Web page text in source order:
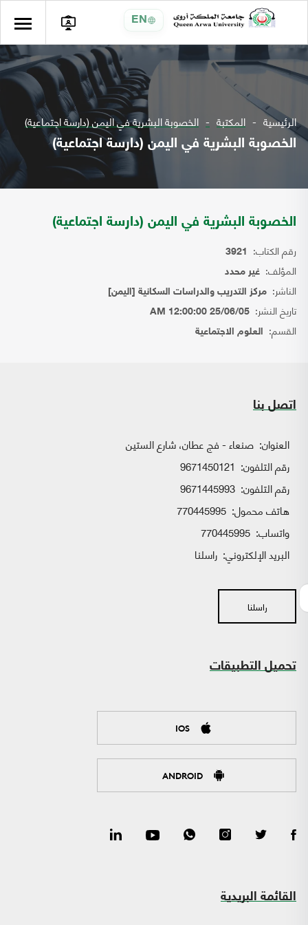
EN
الرئيسية المكتبة الخصوبة البشرية في اليمن (دارسة اجتماعية)
الخصوبة البشرية في اليمن (دارسة اجتماعية)
الخصوبة البشرية في اليمن (دارسة اجتماعية)
رقم الكتاب: 3921
المؤلف: غير محدد
الناشر: مركز التدريب والدراسات السكانية [اليمن]
تاريخ النشر: 25/06/05 12:00:00 AM
القسم: العلوم الاجتماعية
اتصل بنا
العنوان: صنعاء - فج عطان، شارع الستين
رقم التلفون: 9671450121
رقم التلفون: 9671445993
هاتف محمول: 770445995
واتساب:
البريد الإلكتروني: راسلنا
راسلنا
تحميل التطبيقات
IOS
ANDROID
القائمة البريدية